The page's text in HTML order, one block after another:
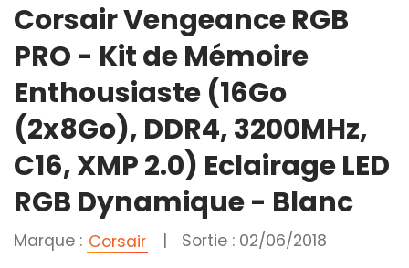
Corsair Vengeance RGB
PRO - Kit de Mémoire
Enthousiaste (16Go
(2x8Go), DDR4, 3200MHz,
C16, XMP 2.0) Eclairage LED
RGB Dynamique - Blanc
Marque : Corsair | Sortie : 02/06/2018